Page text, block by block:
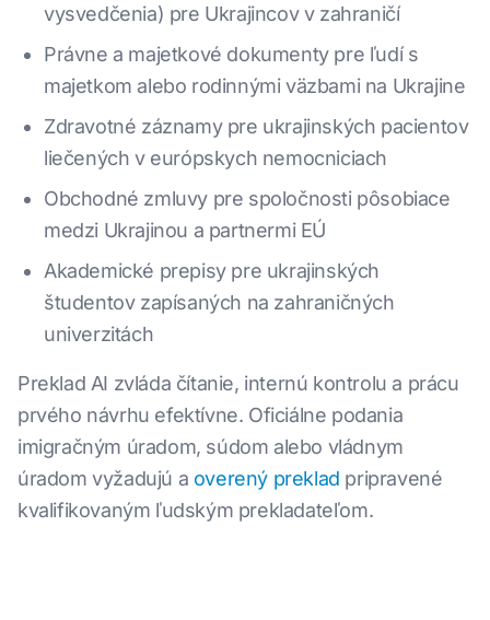
vysvedčenia) pre Ukrajincov v zahraničí
Právne a majetkové dokumenty pre ľudí s
majetkom alebo rodinnými väzbami na Ukrajine
Zdravotné záznamy pre ukrajinských pacientov
liečených v európskych nemocniciach
Obchodné zmluvy pre spoločnosti pôsobiace
medzi Ukrajinou a partnermi EÚ
Akademické prepisy pre ukrajinských
študentov zapísaných na zahraničných
univerzitách
Preklad AI zvláda čítanie, internú kontrolu a prácu
prvého návrhu efektívne. Oficiálne podania
imigračným úradom, súdom alebo vládnym
úradom vyžadujú a overený preklad pripravené
kvalifikovaným ľudským prekladateľom.